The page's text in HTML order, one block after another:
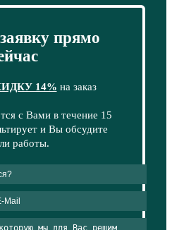
прямо
14% на заказ
с Вами в течение 15
и Вы обсудите
работы.